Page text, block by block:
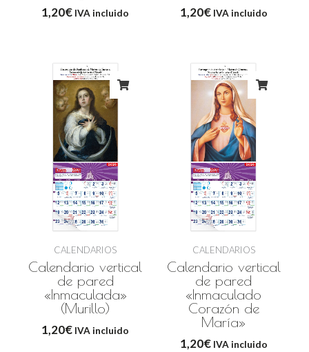
1,20€ IVA incluido 1,20€ IVA incluido
CALENDARIOS
Calendario vertical
de pared
«Inmaculada»
(Murillo)
1,20€ IVA incluido
CALENDARIOS
Calendario vertical
de pared
«Inmaculado
Corazón de
María»
1,20€ IVA incluido